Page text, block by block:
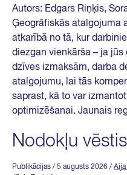
Autors: Edgars Riņķis,
Ģeogrāfiskās atalgojuma
atkarībā no tā, kur
diezgan vienkārša – ja
dzīves izmaksām, darba
atalgojumu, lai tās
saprast, kā to var
optimizēšanai. Jaunais
Nodokļu
Publikācijas / 5 augusts 2026 / Aija